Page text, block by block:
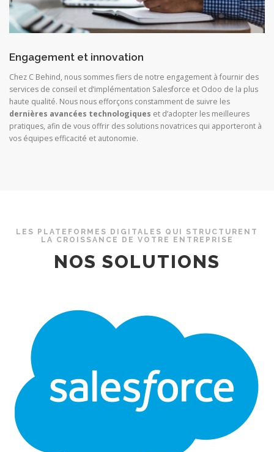
Engagement et innovation
Chez C Behind, nous sommes fiers de notre engagement à fournir des
services de conseil et d’implémentation Salesforce et Odoo de la plus
haute qualité. Nous nous efforçons constamment de suivre les
dernières avancées technologiques et d’adopter les meilleures
pratiques, afin de vous offrir des solutions novatrices qui apporteront à
vos équipes efficacité et autonomie.
LES PLATEFORMES DIGITALES QUI STRUCTURENT
LA CROISSANCE DE VOTRE ENTREPRISE
NOS SOLUTIONS